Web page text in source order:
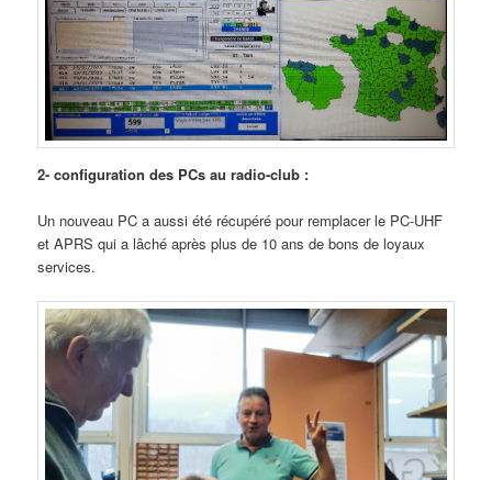
2- configuration des PCs au radio-club :
Un nouveau PC a aussi été récupéré pour remplacer le PC-UHF
et APRS qui a lâché après plus de 10 ans de bons de loyaux
services.